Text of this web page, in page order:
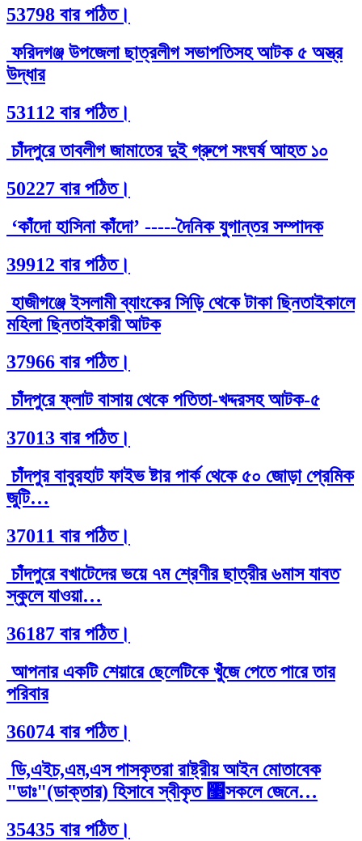
53798 বার পঠিত।
ফরিদগঞ্জ উপজেলা ছাত্রলীগ সভাপতিসহ আটক ৫ অস্ত্র
উদ্ধার
53112 বার পঠিত।
চাঁদপুরে তাবলীগ জামাতের দুই গ্রুপে সংঘর্ষ আহত ১০
50227 বার পঠিত।
‘কাঁদো হাসিনা কাঁদো’ -----দৈনিক যুগান্তর সম্পাদক
39912 বার পঠিত।
হাজীগঞ্জে ইসলামী ব্যাংকের সিড়ি থেকে টাকা ছিনতাইকালে
মহিলা ছিনতাইকারী আটক
37966 বার পঠিত।
চাঁদপুরে ফ্লাট বাসায় থেকে পতিতা-খদ্দরসহ আটক-৫
37013 বার পঠিত।
চাঁদপুর বাবুরহাট ফাইভ ষ্টার পার্ক থেকে ৫০ জোড়া প্রেমিক
জুটি…
37011 বার পঠিত।
চাঁদপুরে বখাটেদের ভয়ে ৭ম শ্রেণীর ছাত্রীর ৬মাস যাবত
স্কুলে যাওয়া…
36187 বার পঠিত।
আপনার একটি শেয়ারে ছেলেটিকে খুঁজে পেতে পারে তার
পরিবার
36074 বার পঠিত।
ডি,এইচ,এম,এস পাসকৃতরা রাষ্ট্রীয় আইন মোতাবেক
"ডাঃ"(ডাক্তার) হিসাবে স্বীকৃত ঳সকলে জেনে…
35435 বার পঠিত।